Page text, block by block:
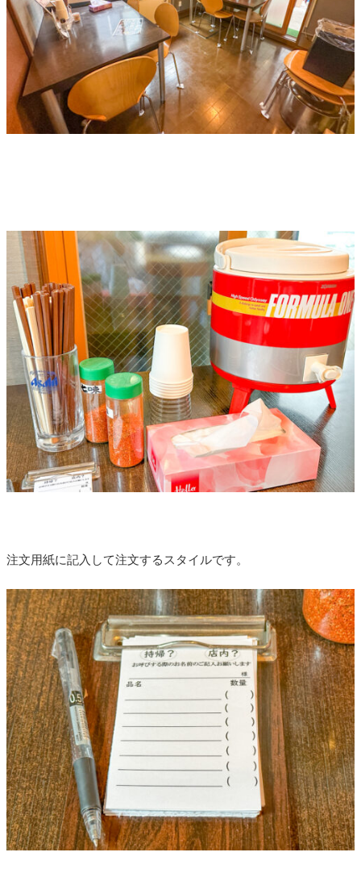
注文用紙に記入して注文するスタイルです。